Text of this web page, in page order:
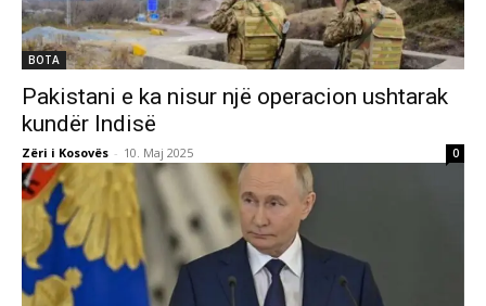
BOTA
Pakistani e ka nisur një operacion ushtarak
kundër Indisë
Zëri i Kosovës - 10. Maj 2025 0